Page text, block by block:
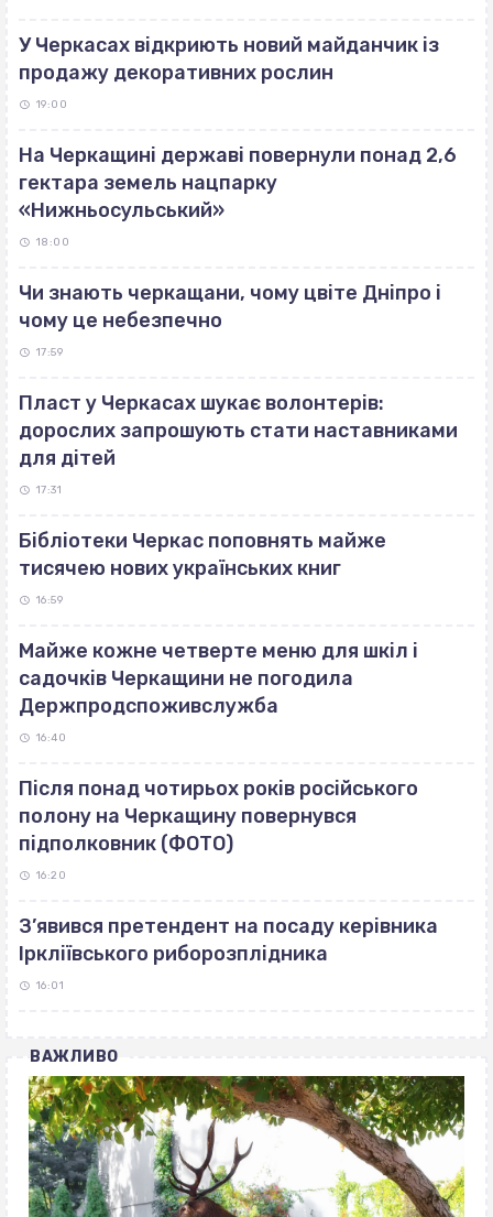
У Черкасах відкриють новий майданчик із
продажу декоративних рослин
19:00
На Черкащині державі повернули понад 2,6
гектара земель нацпарку
«Нижньосульський»
18:00
Чи знають черкащани, чому цвіте Дніпро і
чому це небезпечно
17:59
Пласт у Черкасах шукає волонтерів:
дорослих запрошують стати наставниками
для дітей
17:31
Бібліотеки Черкас поповнять майже
тисячею нових українських книг
16:59
Майже кожне четверте меню для шкіл і
садочків Черкащини не погодила
Держпродспоживслужба
16:40
Після понад чотирьох років російського
полону на Черкащину повернувся
підполковник (ФОТО)
16:20
З’явився претендент на посаду керівника
Іркліївського риборозплідника
16:01
ВАЖЛИВО